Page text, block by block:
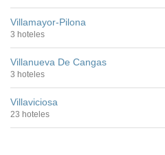
Villamayor-Pilona
3 hoteles
Villanueva De Cangas
3 hoteles
Villaviciosa
23 hoteles